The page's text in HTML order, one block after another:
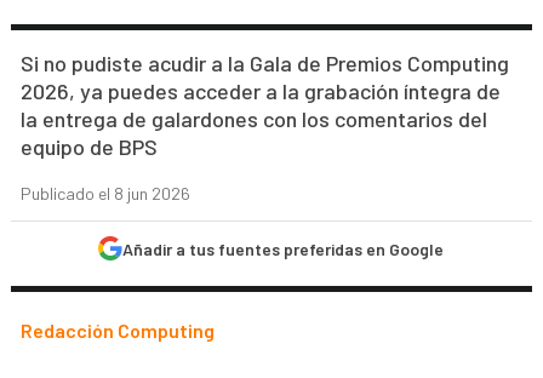
Si no pudiste acudir a la Gala de Premios Computing
2026, ya puedes acceder a la grabación íntegra de
la entrega de galardones con los comentarios del
equipo de BPS
Publicado el 8 jun 2026
Añadir a tus fuentes preferidas en Google
Redacción Computing